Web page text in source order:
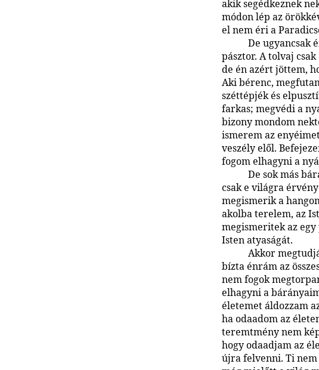
akik segédkeznek
módon lép az
el nem éri a
De ugyancsak
pásztor. A tolvaj
de én azért jöttem,
Aki bérenc,
széttépjék és
farkas; megvédi a
bizony mondom
ismerem az
veszély elől.
fogom elhagyni a
De sok más
csak e világra
megismerik a
akolba terelem, az
megismeritek az
Isten atyaságát.
Akkor
bízta énrám az
nem fogok
elhagyni a
életemet áldozzam
ha odaadom az
teremtmény nem
hogy odaadjam az
újra felvenni. Ti